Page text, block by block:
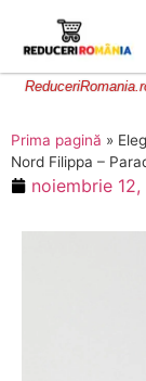
Prima pagină »
Nord Filippa –
noiembrie